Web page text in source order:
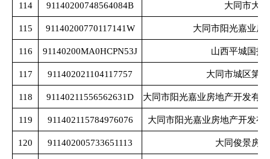
114 91140200748564084B 大同市大
115 91140200770117141W 大同市阳光嘉业房
116 91140200MA0HCPN53J 山西平城国投
117 911402021104117757 大同市城区第
118 91140211556562631D 大同市阳光嘉业房地产开发有
119 911402115784976076 大同市阳光嘉业房地产开发有
120 911402005733651113 大同俊景房